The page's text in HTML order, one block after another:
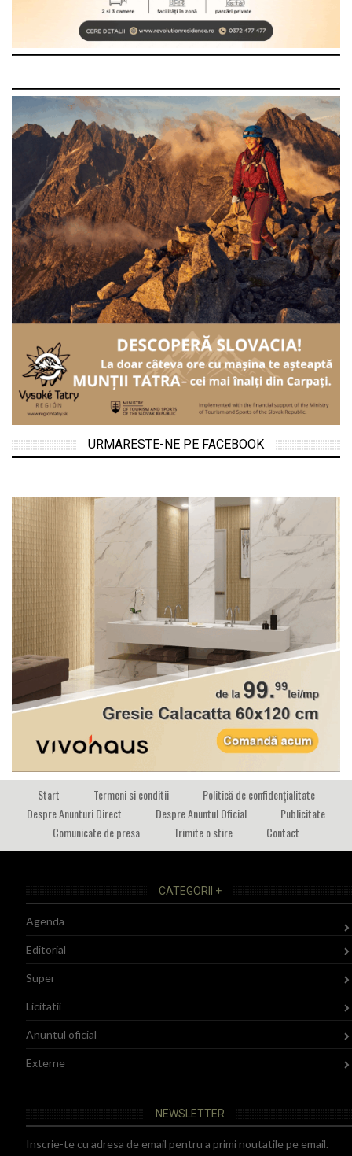
URMARESTE-NE PE FACEBOOK
Start Termeni si conditii
Politică de confidențialitate
Despre Anunturi Direct
Despre Anuntul Oficial
Publicitate
Comunicate de presa
Trimite o stire Contact
CATEGORII +
Agenda
Editorial
Super
Licitatii
Anuntul oficial
Externe
NEWSLETTER
Inscrie-te cu adresa de email pentru a primi noutatile pe email.